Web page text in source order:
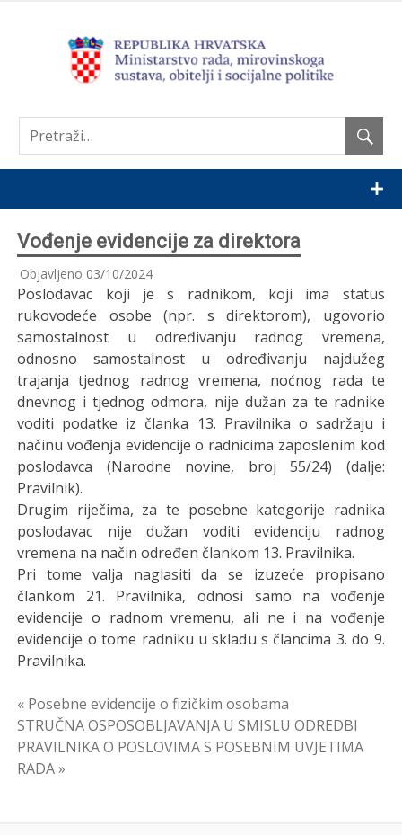
Vođenje evidencije za direktora
Objavljeno 03/10/2024
Poslodavac koji je s radnikom, koji ima status
rukovodeće osobe (npr. s direktorom), ugovorio
samostalnost u određivanju radnog vremena,
odnosno samostalnost u određivanju najdužeg
trajanja tjednog radnog vremena, noćnog rada te
dnevnog i tjednog odmora, nije dužan za te radnike
voditi podatke iz članka 13. Pravilnika o sadržaju i
načinu vođenja evidencije o radnicima zaposlenim kod
poslodavca (Narodne novine, broj 55/24) (dalje:
Pravilnik).
Drugim riječima, za te posebne kategorije radnika
poslodavac nije dužan voditi evidenciju radnog
vremena na način određen člankom 13. Pravilnika.
Pri tome valja naglasiti da se izuzeće propisano
člankom 21. Pravilnika, odnosi samo na vođenje
evidencije o radnom vremenu, ali ne i na vođenje
evidencije o tome radniku u skladu s člancima 3. do 9.
Pravilnika.
Navigacija
objava
« Posebne evidencije o fizičkim osobama
STRUČNA OSPOSOBLJAVANJA U SMISLU ODREDBI
PRAVILNIKA O POSLOVIMA S POSEBNIM UVJETIMA
RADA »